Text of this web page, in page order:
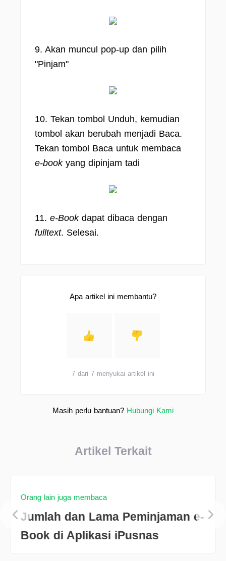
9. Akan muncul pop-up dan pilih
"Pinjam"
10. Tekan tombol Unduh, kemudian
tombol akan berubah menjadi Baca.
Tekan tombol Baca untuk membaca
e-bookyang dipinjam tadi
11. e-Bookdapat dibaca dengan
fulltext. Selesai.
Apa artikel ini membantu?
7 dari 7 menyukai artikel ini
Masih perlu bantuan? Hubungi Kami
Artikel Terkait
Orang lain juga membaca
Jumlah dan Lama Peminjaman e-
Book di Aplikasi iPusnas